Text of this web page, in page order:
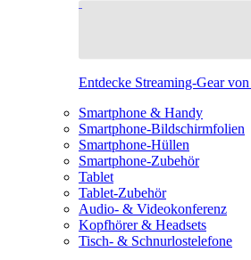
Entdecke Streaming-Gear
Smartphone & Handy
Smartphone-Bildschirmfolien
Smartphone-Hüllen
Smartphone-Zubehör
Tablet
Tablet-Zubehör
Audio- & Videokonferenz
Kopfhörer & Headsets
Tisch- & Schnurlostelefone